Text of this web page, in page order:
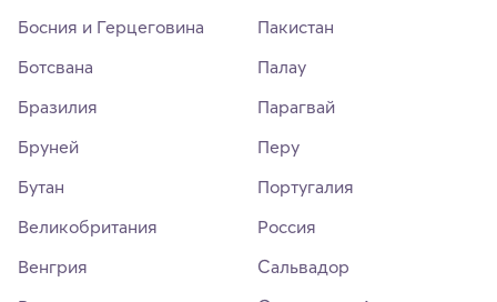
Босния и Герцеговина
Ботсвана
Бразилия
Бруней
Бутан
Великобритания
Венгрия
Пакистан
Палау
Парагвай
Перу
Португалия
Россия
Сальвадор